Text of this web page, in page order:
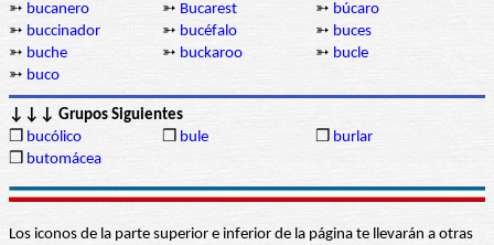
➳ bucanero ➳ Bucarest ➳ búcaro
➳ buccinador ➳ bucéfalo ➳ buces
➳ buche ➳ buckaroo ➳ bucle
➳ buco
↓↓↓ Grupos Siguientes
❒ bucólico ❒ bule ❒ burlar
❒ butomácea
Los iconos de la parte superior e inferior de la página te llevarán a otras